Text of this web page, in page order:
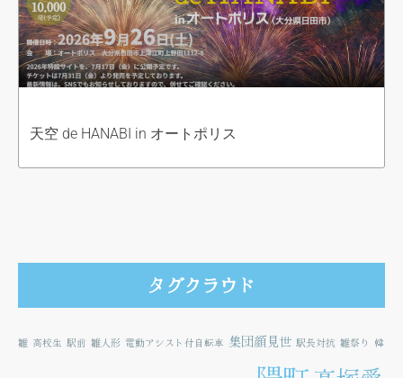
天空 de HANABI in オートポリス
タグクラウド
雛 高校生 駅前 雛人形 電動アシスト付自転車 集団顔見世 駅長対抗 雛祭り 韓